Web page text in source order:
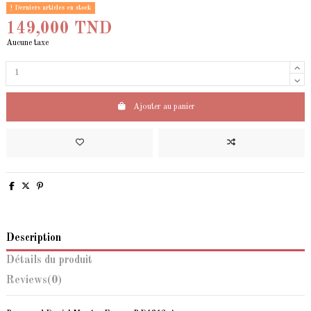
Derniers articles en stock
149,000 TND
Aucune taxe
Ajouter au panier
Description
Détails du produit
Reviews(0)